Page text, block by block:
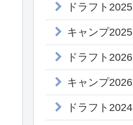
ドラフト2025
キャンプ2025
ドラフト2026
キャンプ2026
ドラフト2024